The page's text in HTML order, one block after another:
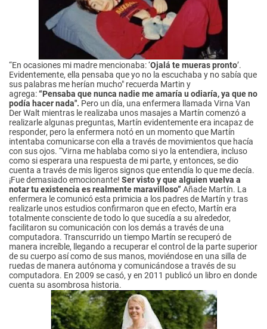
“En ocasiones mi madre mencionaba: ‘Ojalá te mueras pronto’.
Evidentemente, ella pensaba que yo no la escuchaba y no sabía que
sus palabras me herían mucho" recuerda Martin y
agrega:“Pensaba que nunca nadie me amaría u odiaría, ya que no
podía hacer nada". Pero un día, una enfermera llamada Virna Van
Der Walt mientras le realizaba unos masajes a Martín comenzó a
realizarle algunas preguntas, Martín evidentemente era incapaz de
responder, pero la enfermera notó en un momento que Martín
intentaba comunicarse con ella a través de movimientos que hacía
con sus ojos. “Virna me hablaba como si yo la entendiera, incluso
como si esperara una respuesta de mi parte, y entonces, se dio
cuenta a través de mis ligeros signos que entendía lo que me decía.
¡Fue demasiado emocionante! Ser visto y que alguien vuelva a
notar tu existencia es realmente maravilloso” Añade Martín. La
enfermera le comunicó esta primicia a los padres de Martín y tras
realizarle unos estudios confirmaron que en efecto, Martín era
totalmente consciente de todo lo que sucedía a su alrededor,
facilitaron su comunicación con los demás a través de una
computadora. Transcurrido un tiempo Martín se recuperó de
manera increíble, llegando a recuperar el control de la parte superior
de su cuerpo así como de sus manos, moviéndose en una silla de
ruedas de manera autónoma y comunicándose a través de su
computadora. En 2009 se casó, y en 2011 publicó un libro en donde
cuenta su asombrosa historia.